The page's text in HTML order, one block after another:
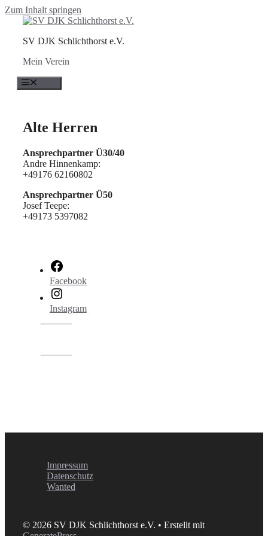
Zum Inhalt springen
SV DJK Schlichthorst e.V.
Mein Verein
Alte Herren
Ansprechpartner Ü30/40
Andre Hinnenkamp:
+49176 62160802
Ansprechpartner Ü50
Josef Teepe:
+49173 5397082
Facebook
Instagram
Impressum
Datenschutz
Wanted
© 2026 SV DJK Schlichthorst e.V. • Erstellt mit